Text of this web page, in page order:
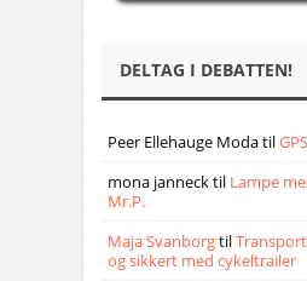
DELTAG I DEBATTEN!
Peer Ellehauge Modatil
mona jannecktil Lampe
Mr.P.
Maja Svanborgtil
og sikkert med cykeltrailer